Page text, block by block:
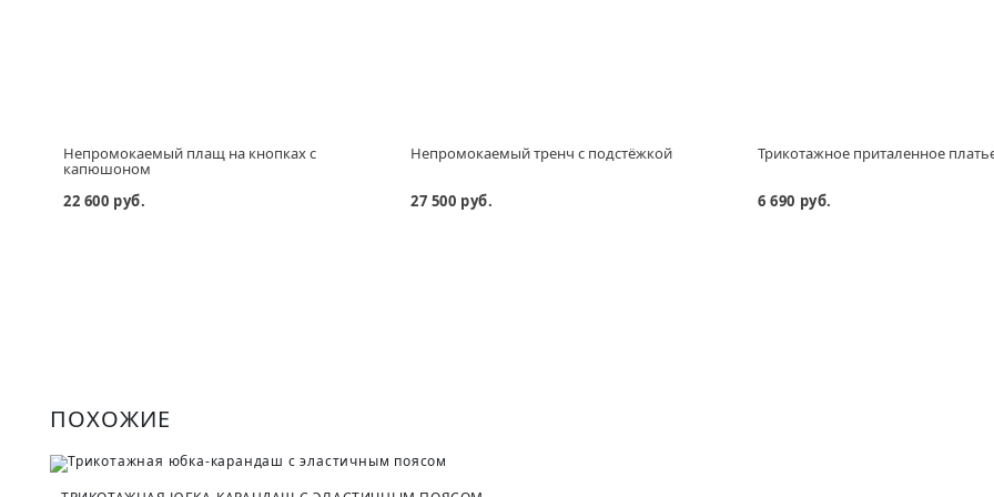
Непромокаемый плащ на кнопках с
капюшоном
22 600 руб.
Непромокаемый тренч с подстёжкой
27 500 руб.
Трикотажное приталенное
6 690 руб.
ПОХОЖИЕ